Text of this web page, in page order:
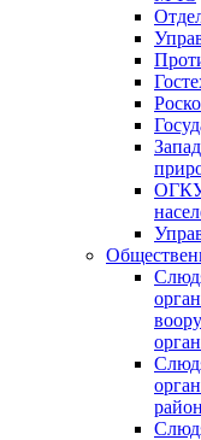
ОГКУ